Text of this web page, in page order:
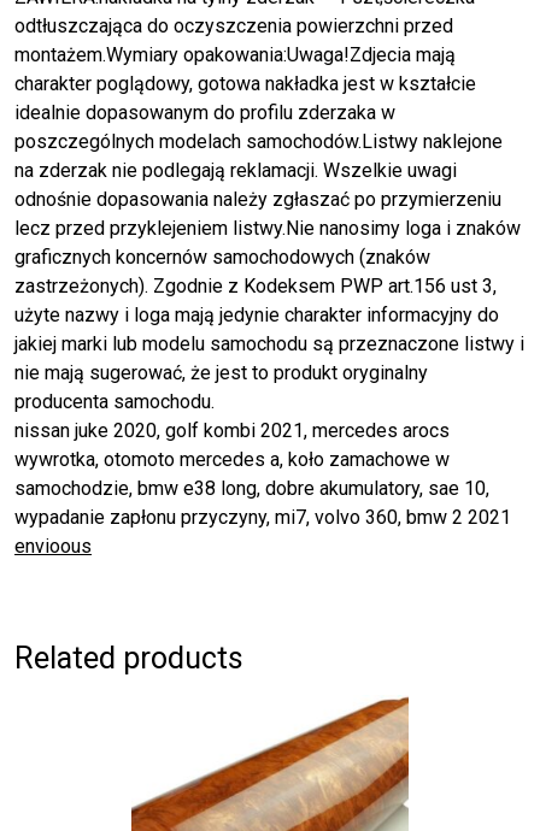
odtłuszczająca do oczyszczenia powierzchni przed
montażem.Wymiary opakowania:Uwaga!Zdjecia mają
charakter poglądowy, gotowa nakładka jest w kształcie
idealnie dopasowanym do profilu zderzaka w
poszczególnych modelach samochodów.Listwy naklejone
na zderzak nie podlegają reklamacji. Wszelkie uwagi
odnośnie dopasowania należy zgłaszać po przymierzeniu
lecz przed przyklejeniem listwy.Nie nanosimy loga i znaków
graficznych koncernów samochodowych (znaków
zastrzeżonych). Zgodnie z Kodeksem PWP art.156 ust 3,
użyte nazwy i loga mają jedynie charakter informacyjny do
jakiej marki lub modelu samochodu są przeznaczone listwy i
nie mają sugerować, że jest to produkt oryginalny
producenta samochodu.
nissan juke 2020, golf kombi 2021, mercedes arocs
wywrotka, otomoto mercedes a, koło zamachowe w
samochodzie, bmw e38 long, dobre akumulatory, sae 10,
wypadanie zapłonu przyczyny, mi7, volvo 360, bmw 2 2021
envioous
Related products